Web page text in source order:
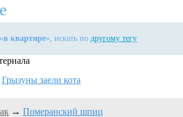
в квартире», искать по другому тегу
Грызуны заели кота
→ Померанский шпиц